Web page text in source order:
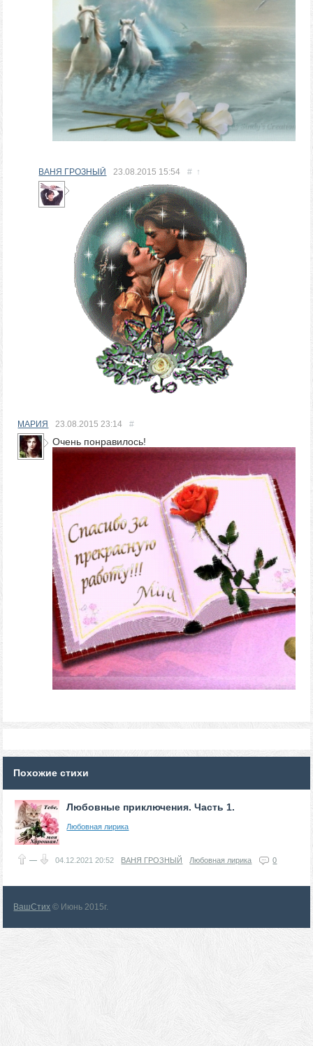
ВАНЯ ГРОЗНЫЙ 23.08.2015 15:54 # ↑
МАРИЯ 23.08.201523:14 #
Очень понравилось!
Похожие стихи
Любовные приключения. Часть 1.
Любовная лирика
— 04.12.202120:52 ВАНЯ ГРОЗНЫЙ Любовная лирика 0
ВашСтих © Июнь 2015г.